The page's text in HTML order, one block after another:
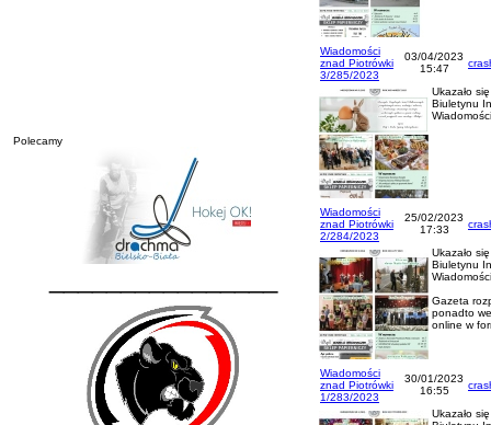
Polecamy
Wiadomości
znad Piotrówki
3/285/2023
03/04/2023
15:47
Ukazało
Biuletynu
Wiadomości
znad Piotrówki
2/284/2023
25/02/2023
17:33
Ukazało
Biuletynu
Gazeta
ponadto
online w
Wiadomości
znad Piotrówki
1/283/2023
30/01/2023
16:55
Ukazało